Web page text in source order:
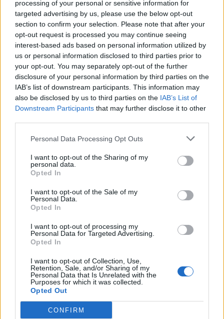
processing of your personal or sensitive information for
targeted advertising by us, please use the below opt-out
section to confirm your selection. Please note that after your
opt-out request is processed you may continue seeing
interest-based ads based on personal information utilized by
us or personal information disclosed to third parties prior to
your opt-out. You may separately opt-out of the further
disclosure of your personal information by third parties on the
IAB’s list of downstream participants. This information may
also be disclosed by us to third parties on the IAB’s List of
Downstream Participants that may further disclose it to other
Personal Data Processing Opt Outs
I want to opt-out of the Sharing of my
personal data.
Opted In
I want to opt-out of the Sale of my
Personal Data.
Opted In
I want to opt-out of processing my
Personal Data for Targeted Advertising.
Opted In
I want to opt-out of Collection, Use,
Retention, Sale, and/or Sharing of my
Personal Data that Is Unrelated with the
Purposes for which it was collected.
Opted Out
CONFIRM
Ranking de Granuja
Ver perfil
@musicapuntocom Ver perfil